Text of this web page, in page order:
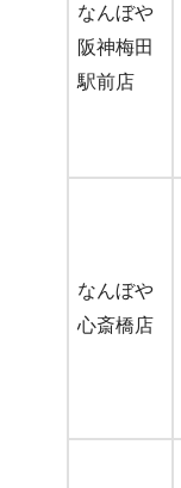
なんぼや
阪神梅田
駅前店
なんぼや
心斎橋店